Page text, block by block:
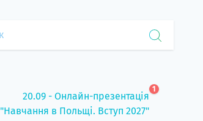
20.09 - Онлайн-презентація
"Навчання в Польщі. Вступ 2027"
1